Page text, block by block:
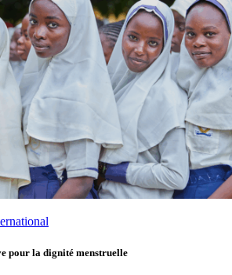
pour la dignité menstruelle